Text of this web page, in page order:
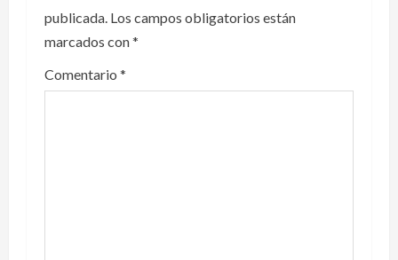
publicada. Los campos obligatorios están
marcados con*
Comentario *